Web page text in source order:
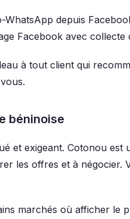
WhatsApp depuis
Facebook avec collecte
à tout client qui
béninoise
et exigeant. Cotonou est
les offres et à négocier.
marchés où afficher le